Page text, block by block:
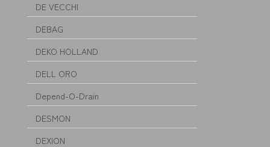
DE VECCHI
DEBAG
DEKO HOLLAND
DELL ORO
Depend-O-Drain
DESMON
DEXION